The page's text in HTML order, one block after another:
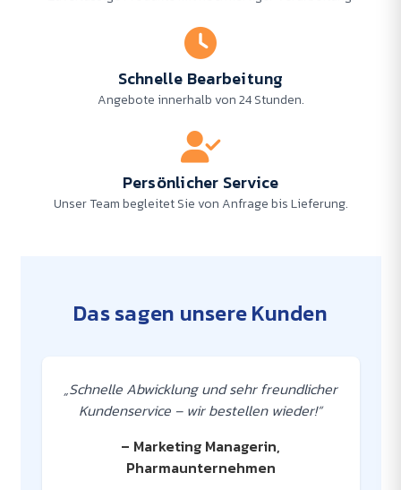
Schnelle Bearbeitung
Angebote innerhalb von 24 Stunden.
Persönlicher Service
Unser Team begleitet Sie von Anfrage bis Lieferung.
Das sagen unsere Kunden
„Schnelle Abwicklung und sehr freundlicher
Kundenservice – wir bestellen wieder!“
– Marketing Managerin,
Pharmaunternehmen